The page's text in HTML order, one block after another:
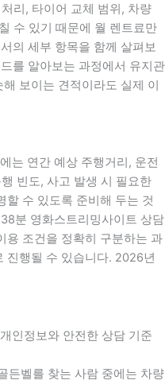
리, 타이어 교체 범위, 차량
수 있기 때문에 월 렌트료만
의 세부 항목을 함께 살펴보
를 알아보는 과정에서 유지관
보이는 견적이라도 실제 이
는 연간 예상 주행거리, 운전
빈도, 사고 발생 시 필요한
할 수 있도록 준비해 두는 것
분 영화스트리밍사이트 상담
용 조건을 정확히 구분하는 과
진행될 수 있습니다. 2026년
인정보와 안전한 상담 기준
든벨를 찾는 사람 중에는 차량